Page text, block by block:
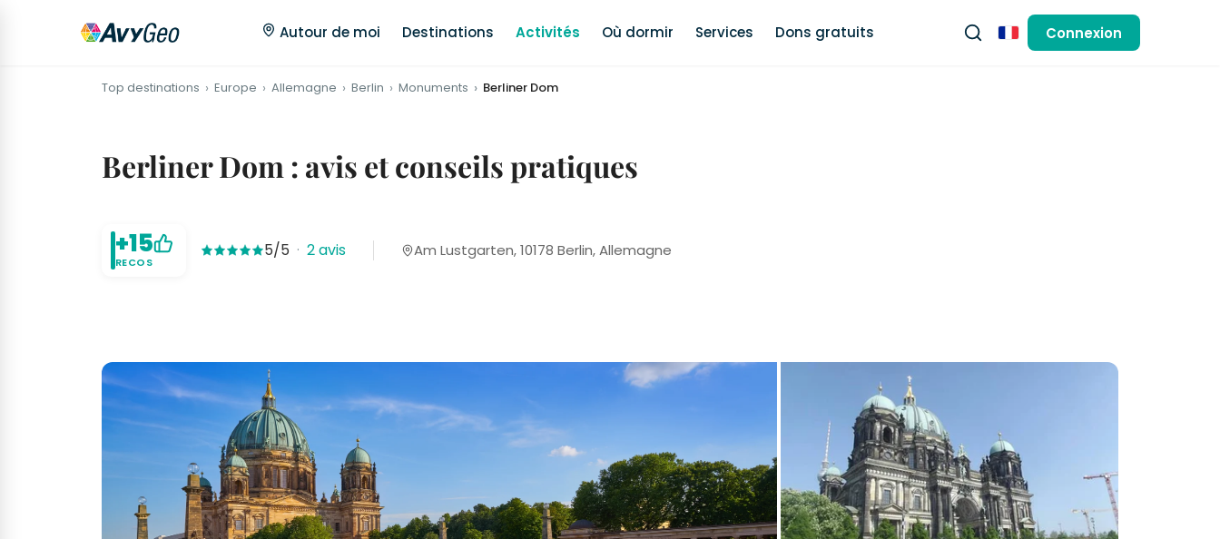
Autour de moi Destinations Activités Où dormir Services Dons gratuits FrançaisConnexion
Top destinations Europe Allemagne Berlin Monuments Berliner Dom
Berliner Dom : avis et conseils pratiques
+15
RECOS
5/5 · 2 avis Am Lustgarten, 10178 Berlin, Allemagne